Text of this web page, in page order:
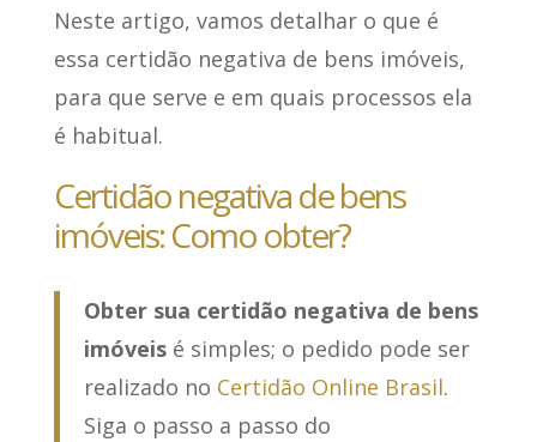
Neste artigo, vamos detalhar o que é
essa certidão negativa de bens imóveis,
para que serve e em quais processos ela
é habitual.
Certidão negativa de bens
imóveis: Como obter?
Obter sua certidão negativa de bens
imóveisé simples; o pedido pode ser
realizado no Certidão Online Brasil.
Siga o passo a passo do